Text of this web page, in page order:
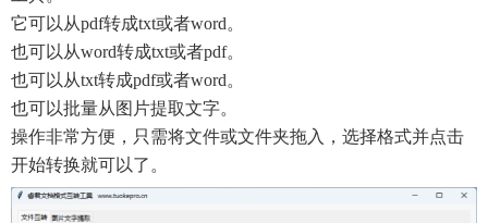
它可以从pdf转成txt或者word。
也可以从word转成txt或者pdf。
也可以从txt转成pdf或者word。
也可以批量从图片提取文字。
操作非常方便，只需将文件或文件夹拖入，选择格式并点击
开始转换就可以了。